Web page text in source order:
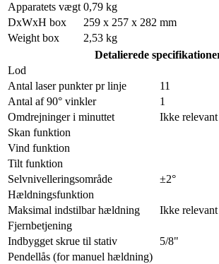
Apparatets vægt 0,79 kg
DxWxH box
259 x 257 x 282 mm
Weight box
2,53 kg
Detalierede
Lod
Antal laser punkter pr linje
11
Antal af 90° vinkler
1
Omdrejninger i minuttet
Ikke relevant
Skan funktion
Vind funktion
Tilt funktion
Selvnivelleringsområde
±2°
Hældningsfunktion
Maksimal indstilbar hældning
Ikke relevant
Fjernbetjening
Indbygget skrue til stativ
5/8"
Pendellås (for manuel hældning)